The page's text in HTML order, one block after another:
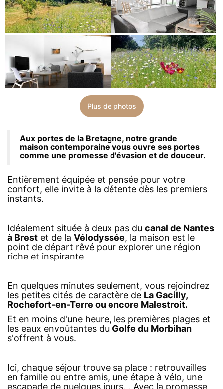
Plus de photos
Aux portes de la Bretagne, notre grande
maison contemporaine vous ouvre ses portes
comme une promesse d'évasion et de douceur.
Entièrement équipée et pensée pour votre
confort, elle invite à la détente dès les premiers
instants.
Idéalement située à deux pas du canal de Nantes
à Brest et de la Vélodyssée, la maison est le
point de départ rêvé pour explorer une région
riche et inspirante.
En quelques minutes seulement, vous rejoindrez
les petites cités de caractère de La Gacilly,
Rochefort-en-Terre ou encore Malestroit.
Et en moins d'une heure, les premières plages et
les eaux envoûtantes du Golfe du Morbihan
s'offrent à vous.
Ici, chaque séjour trouve sa place : retrouvailles
en famille ou entre amis, une étape à vélo, une
escapade de quelques jours… Avec la promesse